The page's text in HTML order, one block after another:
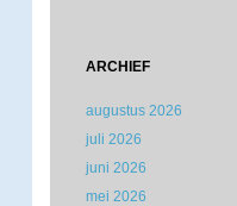
ARCHIEF
augustus 2026
juli 2026
juni 2026
mei 2026